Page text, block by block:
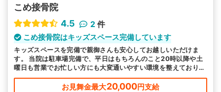
こめ接骨院
4.5
2 件
こめ接骨院はキッズスペース完備しています
キッズスペースを完備で親御さんも安心してお越しいただけま
す。 当院は駐車場完備で、平日はもちろんのこと20時以降や土
曜日も営業でお忙しい方にも大変通いやすい環境を整えておりま
す。 交通事故後の痛みやお困り事などありましたら、当院へご
お見舞金最大20,000円支給